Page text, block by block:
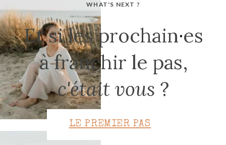
WHAT'S NEXT ?
Et si les prochain·es
à franchir le pas,
c'était vous ?
LE PREMIER PAS
CONTACT